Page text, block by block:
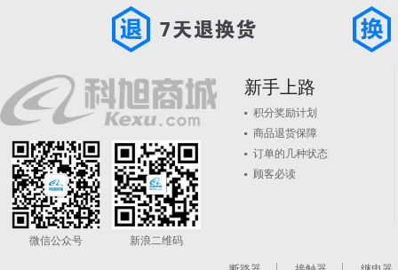
微信公众号 新浪二维码
新手上路
积分奖励计划
商品退货保障
订单的几种状态
顾客必读